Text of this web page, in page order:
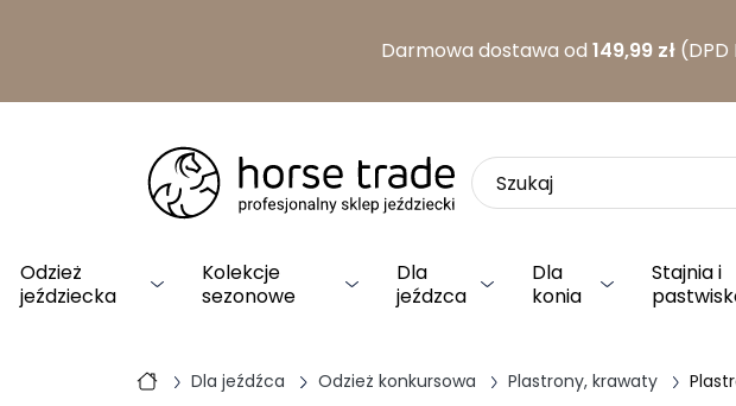
Darmowa dostawa od 149,99 zł (DPD
Odzież
jeździecka
Kolekcje
sezonowe
Dla
jeźdzca
Dla
konia
Stajnia i
Dla jeźdźca Odzież konkursowa Plastrony, krawaty